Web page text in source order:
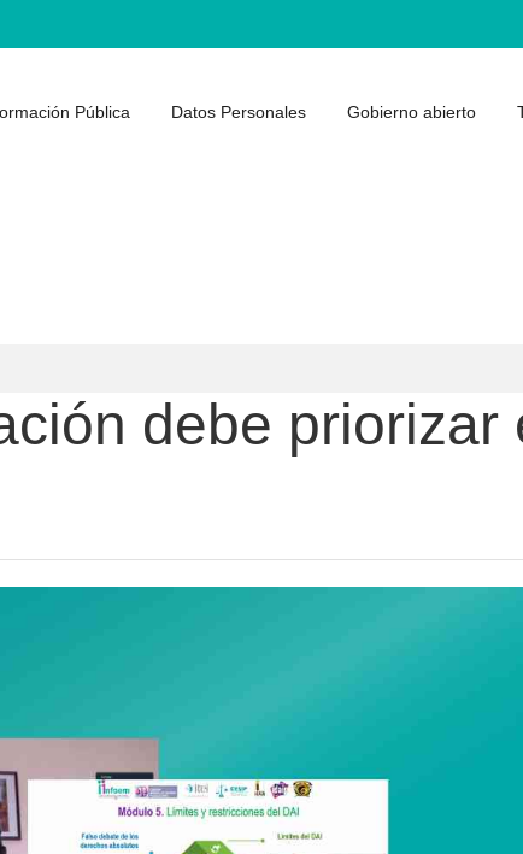
Pública Datos Personales Gobierno abierto
debe priorizar